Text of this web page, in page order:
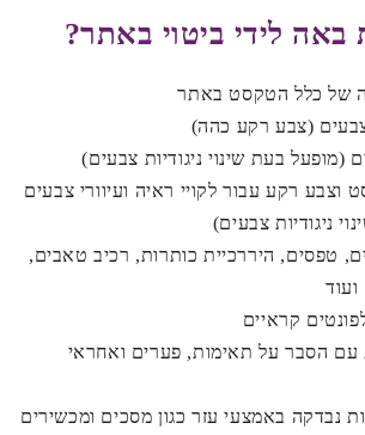
באה לידי ביטוי באתר?
של כלל הטקסט באתר
צבעים (צבע רקע כהה)
(מופעל בעת שינוי ניגודיות צבעים)
וצבע רקע עבור לקויי ראיה ועיוורי צבעים
ניגודיות צבעים)
טפסים, היררכיית כותרות, רכיב טאבים,
ועוד
קראיים
עם הסבר על תאימות, פערים ואחראי
נבדקה באמצעי עזר כגון מסכים ומכשירים